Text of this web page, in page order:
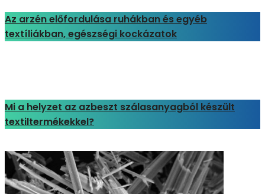
Az arzén előfordulása ruhákban és egyéb
textíliákban, egészségi kockázatok
Mi a helyzet az azbeszt szálasanyagból készült
textiltermékekkel?